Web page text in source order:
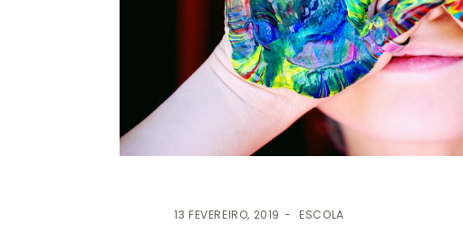
13 FEVEREIRO, 2019 ESCOLA